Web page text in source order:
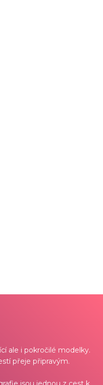
ale i pokročilé modelky.
přeje připravým.